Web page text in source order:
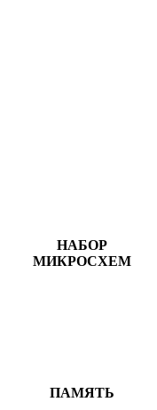
НАБОР
МИКРОСХЕМ
ПАМЯТЬ